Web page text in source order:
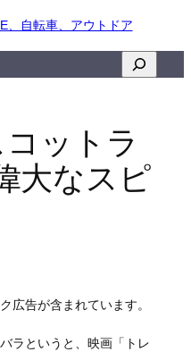
ットラ
大なスピ
広告が含まれています。
ラというと、映画「トレ